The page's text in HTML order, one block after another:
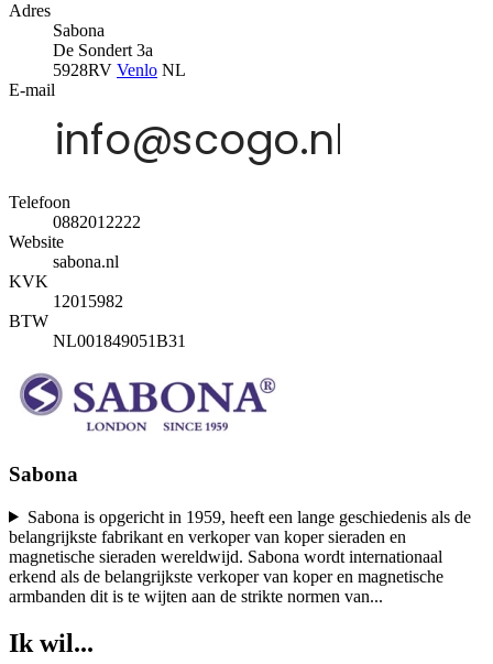
Adres
Sabona
De Sondert 3a
5928RV Venlo NL
E-mail
Telefoon
0882012222
Website
sabona.nl
KVK
12015982
BTW
NL001849051B31
Sabona
Sabona is opgericht in 1959, heeft een lange geschiedenis als de
belangrijkste fabrikant en verkoper van koper sieraden en
magnetische sieraden wereldwijd. Sabona wordt internationaal
erkend als de belangrijkste verkoper van koper en magnetische
armbanden dit is te wijten aan de strikte normen van...
Ik wil...